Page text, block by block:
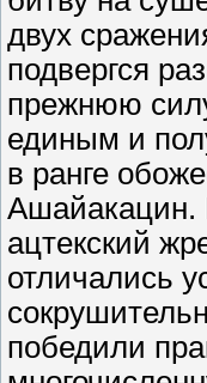
двух
подвергся
прежнюю
единым и
в ранге
Ашайакацин.
ацтекский
отличались
победили